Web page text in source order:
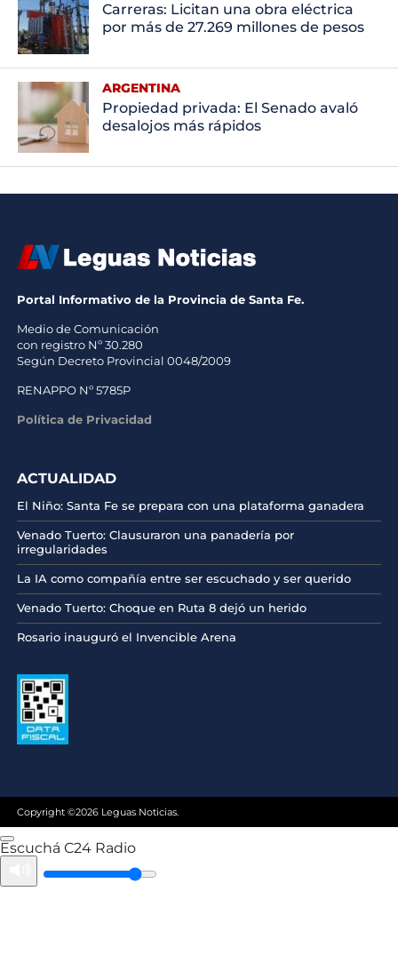
Carreras: Licitan una obra eléctrica
por más de 27.269 millones de pesos
ARGENTINA
Propiedad privada: El Senado avaló
desalojos más rápidos
Portal Informativo de la Provincia de Santa Fe.
Medio de Comunicación
con registro Nº 30.280
Según Decreto Provincial 0048/2009
RENAPPO Nº 5785P
Política de Privacidad
ACTUALIDAD
El Niño: Santa Fe se prepara con una plataforma ganadera
Venado Tuerto: Clausuraron una panadería por
irregularidades
La IA como compañía entre ser escuchado y ser querido
Venado Tuerto: Choque en Ruta 8 dejó un herido
Rosario inauguró el Invencible Arena
Copyright ©2026 Leguas Noticias.
Escuchá C24 Radio